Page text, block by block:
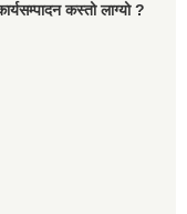
कस्तो लाग्यो ?